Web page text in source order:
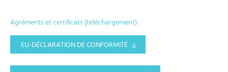
Agréments et certificats (téléchargement)
EU-DÉCLARATION DE CONFORMITÉ